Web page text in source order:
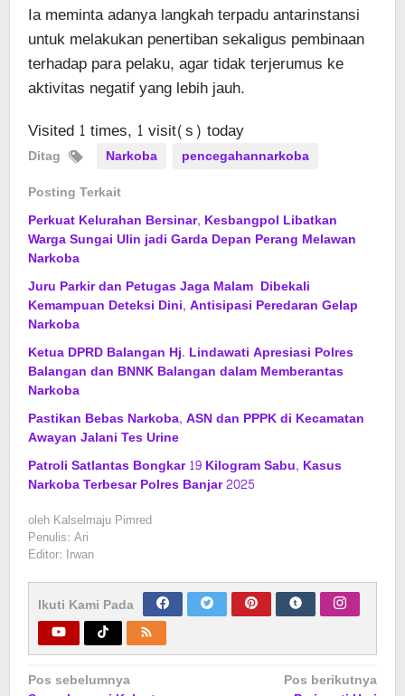
Ia meminta adanya langkah terpadu antarinstansi
untuk melakukan penertiban sekaligus pembinaan
terhadap para pelaku, agar tidak terjerumus ke
aktivitas negatif yang lebih jauh.
Visited 1 times, 1 visit(s) today
Ditag Narkoba
pencegahannarkoba
Posting Terkait
Perkuat Kelurahan Bersinar, Kesbangpol Libatkan
Warga Sungai Ulin jadi Garda Depan Perang Melawan
Narkoba
Juru Parkir dan Petugas Jaga Malam Dibekali
Kemampuan Deteksi Dini, Antisipasi Peredaran Gelap
Narkoba
Ketua DPRD Balangan Hj. Lindawati Apresiasi Polres
Balangan dan BNNK Balangan dalam Memberantas
Narkoba
Pastikan Bebas Narkoba, ASN dan PPPK di Kecamatan
Awayan Jalani Tes Urine
Patroli Satlantas Bongkar 19 Kilogram Sabu, Kasus
Narkoba Terbesar Polres Banjar 2025
oleh Kalselmaju Pimred
Penulis: Ari
Editor: Irwan
Ikuti Kami Pada
Navigasi
Pos sebelumnya
Pos berikutnya